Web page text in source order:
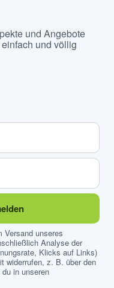
und Angebote
und völlig
unseres
Analyse der
Klicks auf Links)
widerrufen, z. B. über den
in unseren